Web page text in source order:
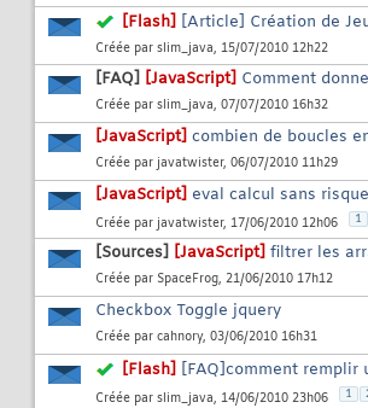
[Flash] [Article] Création de
Créée par slim_java, 15/07/2010 12h22
[FAQ] [JavaScript] Comment
Créée par slim_java, 07/07/2010 16h32
[JavaScript] combien de boucles
Créée par javatwister, 06/07/2010 11h29
[JavaScript] eval calcul sans risque
Créée par javatwister, 17/06/2010 12h06 1
[Sources] [JavaScript] filtrer les
Créée par SpaceFrog, 21/06/2010 17h12
Checkbox Toggle jquery
Créée par cahnory, 03/06/2010 16h31
[Flash] [FAQ]comment
Créée par slim_java, 14/06/2010 23h06 1